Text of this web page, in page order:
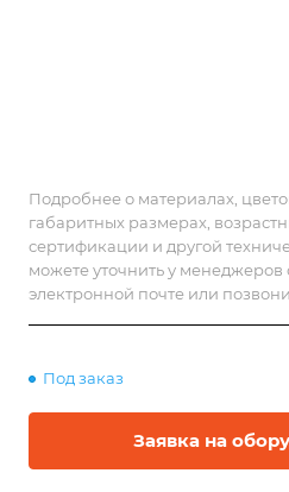
Подробнее о материалах,
габаритных размерах,
сертификации и другой
можете уточнить у менеджеров
электронной почте или
Под заказ
Заявка на